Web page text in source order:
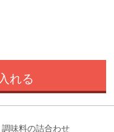
れる
味料の詰合わせ